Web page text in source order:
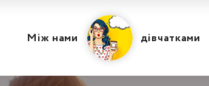
Між нами дівчатками